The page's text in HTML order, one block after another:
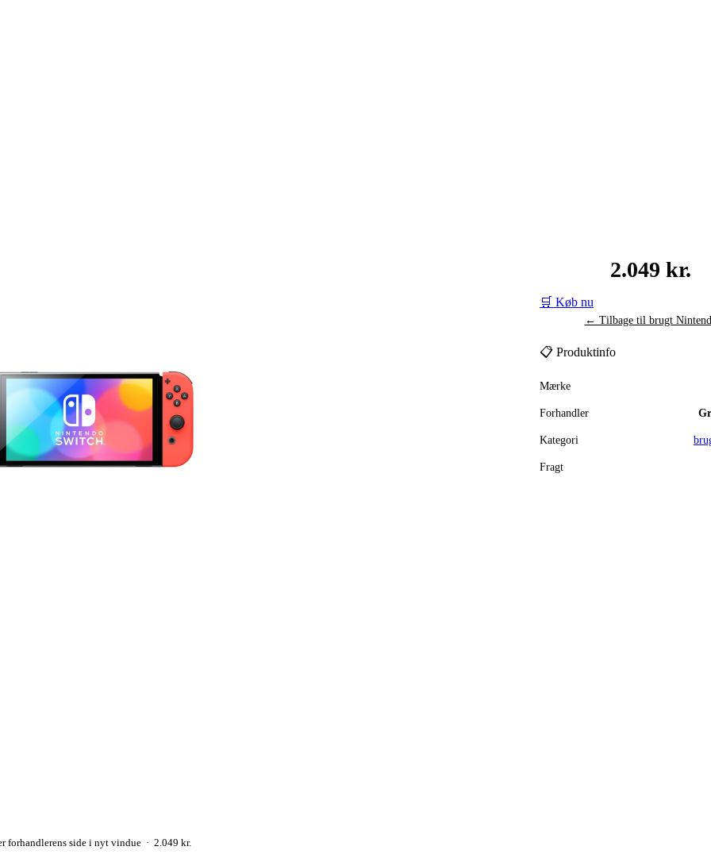
forhandlerens side i nyt vindue · 2.049 kr.
2.049 kr.
🛒 Køb nu
← Tilbage til brugt
📋 Produktinfo
Mærke
Forhandler
Kategori
Fragt